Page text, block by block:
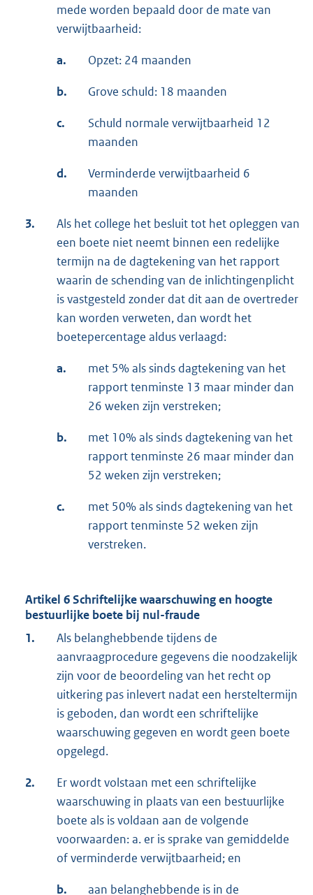
mede worden bepaald door de mate van
verwijtbaarheid:
a. Opzet: 24 maanden
b. Grove schuld: 18 maanden
c.
Schuld normale verwijtbaarheid 12
maanden
d.
Verminderde verwijtbaarheid 6
maanden
3.
Als het college het besluit tot het opleggen van
een boete niet neemt binnen een redelijke
termijn na de dagtekening van het rapport
waarin de schending van de inlichtingenplicht
is vastgesteld zonder dat dit aan de overtreder
kan worden verweten, dan wordt het
boetepercentage aldus verlaagd:
a.
met 5% als sinds dagtekening van het
rapport tenminste 13 maar minder dan
26 weken zijn verstreken;
b.
met 10% als sinds dagtekening van het
rapport tenminste 26 maar minder dan
52 weken zijn verstreken;
c.
met 50% als sinds dagtekening van het
rapport tenminste 52 weken zijn
verstreken.
Artikel 6 Schriftelijke waarschuwing en hoogte
bestuurlijke boete bij nul-fraude
1.
Als belanghebbende tijdens de
aanvraagprocedure gegevens die noodzakelijk
zijn voor de beoordeling van het recht op
uitkering pas inlevert nadat een hersteltermijn
is geboden, dan wordt een schriftelijke
waarschuwing gegeven en wordt geen boete
opgelegd.
2.
Er wordt volstaan met een schriftelijke
waarschuwing in plaats van een bestuurlijke
boete als is voldaan aan de volgende
voorwaarden: a. er is sprake van gemiddelde
of verminderde verwijtbaarheid; en
b. aan belanghebbende is in de